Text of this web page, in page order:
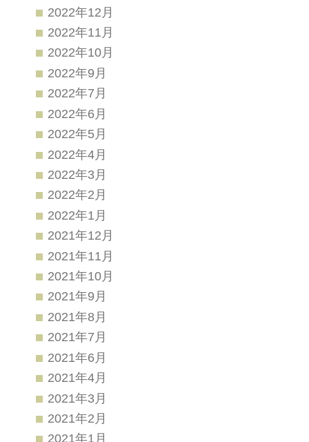
2022年12月
2022年11月
2022年10月
2022年9月
2022年7月
2022年6月
2022年5月
2022年4月
2022年3月
2022年2月
2022年1月
2021年12月
2021年11月
2021年10月
2021年9月
2021年8月
2021年7月
2021年6月
2021年4月
2021年3月
2021年2月
2021年1月